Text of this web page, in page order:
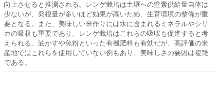
向上させると推測される。レンゲ栽培は土壌への窒素供給量自体は
少ないが、発根量が多いほど効果が高いため、生育環境の整備が重
要となる。また、美味しい米作りには水に含まれるミネラルやシリ
カの吸収も重要であり、レンゲ栽培はこれらの吸収も促進すると考
えられる。油かすや魚粉といった有機肥料も有効だが、高評価の米
産地ではこれらを使用していない例もあり、美味しさの要因は複雑
である。